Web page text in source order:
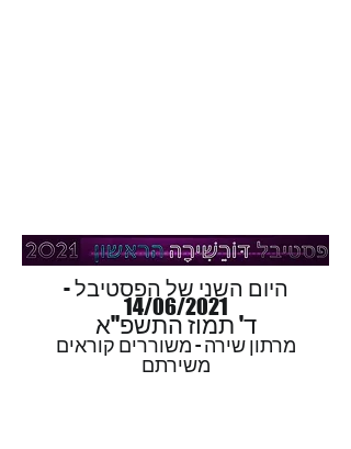
היום השני של הפסטיבל -
14/06/2021
ד' תמוז התשפ"א
מרתון שירה - משוררים קוראים
משירתם